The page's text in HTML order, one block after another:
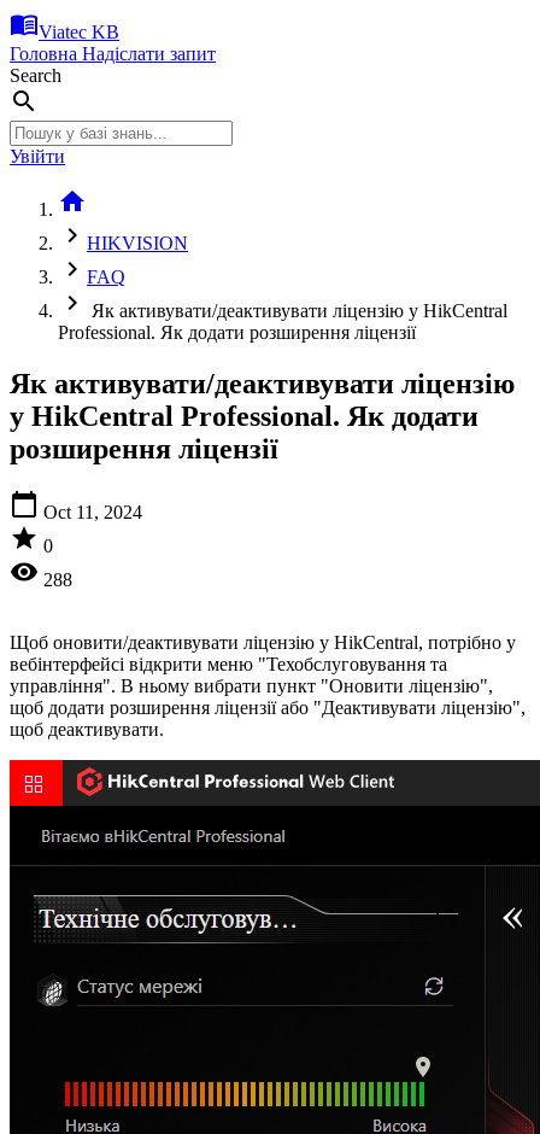
menu_bookViatec KB
Головна Надіслати запит
Search
search
Увійти
home
chevron_right HIKVISION
chevron_right FAQ
chevron_right
Як активувати/деактивувати ліцензію у HikCentral
Professional. Як додати розширення ліцензії
Як активувати/деактивувати ліцензію
у HikCentral Professional. Як додати
розширення ліцензії
calendar_today Oct 11, 2024
star 0
visibility 288
Щоб оновити/деактивувати ліцензію у HikCentral, потрібно у
вебінтерфейсі відкрити меню "Техобслуговування та
управління". В ньому вибрати пункт "Оновити ліцензію",
щоб додати розширення ліцензії або "Деактивувати ліцензію",
щоб деактивувати.